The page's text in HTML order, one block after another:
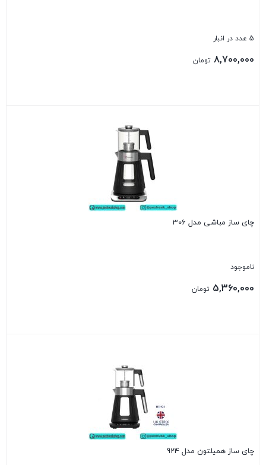
5 عدد در انبار
8,700,000 تومان
چای ساز مباشی مدل 306
ناموجود
5,360,000 تومان
چای ساز همیلتون مدل 924